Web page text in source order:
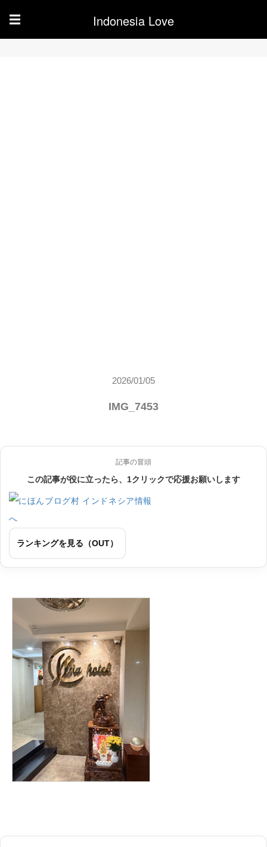
☰ Indonesia Love
2026/01/05
IMG_7453
記事の冒頭
この記事が役に立ったら、1クリックで応援お願いします
ランキングを見る（OUT）